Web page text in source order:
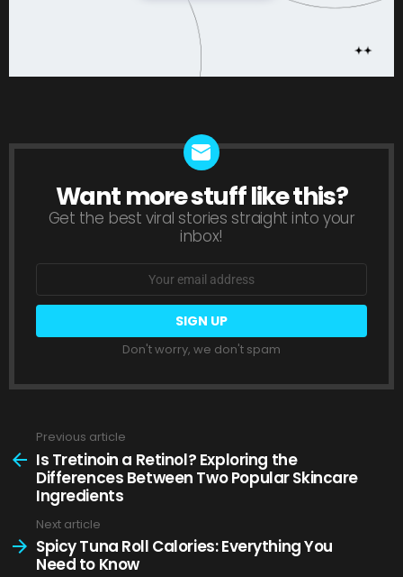
NEWSLETTER
Want more stuff like this?
Get the best viral stories straight into your
inbox!
Don't worry, we don't spam
more
Previous article
Is Tretinoin a Retinol? Exploring the
Differences Between Two Popular Skincare
Ingredients
Next article
Spicy Tuna Roll Calories: Everything You
Need to Know